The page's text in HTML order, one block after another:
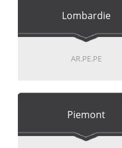
Lombardie
AR.PE.PE
Piemont